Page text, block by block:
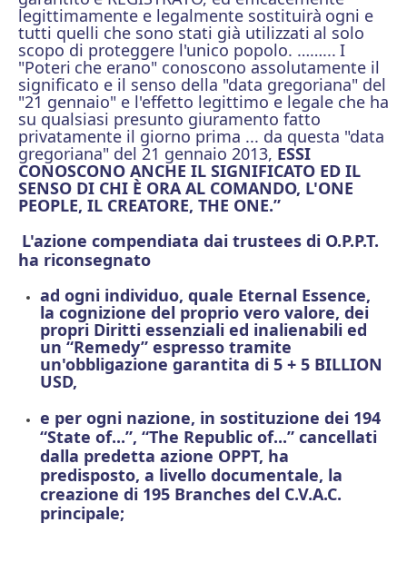
legittimamente e legalmente sostituirà ogni e
tutti quelli che sono stati già utilizzati al solo
scopo di proteggere l'unico popolo. ……... I
"Poteri che erano" conoscono assolutamente il
significato e il senso della "data gregoriana" del
"21 gennaio" e l'effetto legittimo e legale che ha
su qualsiasi presunto giuramento fatto
privatamente il giorno prima ... da questa "data
gregoriana" del 21 gennaio 2013, ESSI
CONOSCONO ANCHE IL SIGNIFICATO ED IL
SENSO DI CHI È ORA AL COMANDO, L'ONE
PEOPLE, IL CREATORE, THE ONE.”
L'azione compendiata dai trustees di O.P.P.T.
ha riconsegnato
ad ogni individuo, quale Eternal Essence,
la cognizione del proprio vero valore, dei
propri Diritti essenziali ed inalienabili ed
un “Remedy” espresso tramite
un'obbligazione garantita di 5 + 5 BILLION
USD,
e per ogni nazione, in sostituzione dei 194
“State of...”, “The Republic of...” cancellati
dalla predetta azione OPPT, ha
predisposto, a livello documentale, la
creazione di 195 Branches del C.V.A.C.
principale;